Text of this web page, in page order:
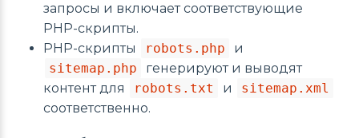
запросы и включает соответствующие
PHP-скрипты.
PHP-скрипты
robots.php
и
sitemap.php
генерируют и выводят
контент для
robots.txt и
sitemap.xml
соответственно.